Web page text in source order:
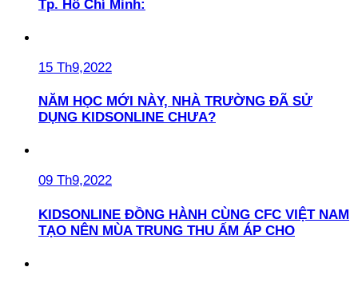
Tp. Hồ Chí Minh:
15 Th9,2022
NĂM HỌC MỚI NÀY, NHÀ TRƯỜNG ĐÃ SỬ
DỤNG KIDSONLINE CHƯA?
09 Th9,2022
KIDSONLINE ĐỒNG HÀNH CÙNG CFC VIỆT NAM
TẠO NÊN MÙA TRUNG THU ẤM ÁP CHO